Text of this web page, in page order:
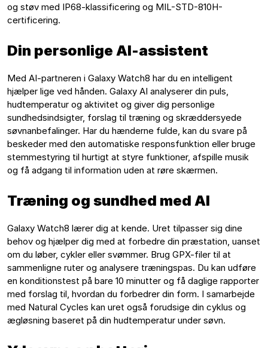
og støv med IP68-klassificering og MIL-STD-810H-
certificering.
Din personlige AI-assistent
Med AI-partneren i Galaxy Watch8 har du en intelligent
hjælper lige ved hånden. Galaxy AI analyserer din puls,
hudtemperatur og aktivitet og giver dig personlige
sundhedsindsigter, forslag til træning og skræddersyede
søvnanbefalinger. Har du hænderne fulde, kan du svare på
beskeder med den automatiske responsfunktion eller bruge
stemmestyring til hurtigt at styre funktioner, afspille musik
og få adgang til information uden at røre skærmen.
Træning og sundhed med AI
Galaxy Watch8 lærer dig at kende. Uret tilpasser sig dine
behov og hjælper dig med at forbedre din præstation, uanset
om du løber, cykler eller svømmer. Brug GPX-filer til at
sammenligne ruter og analysere træningspas. Du kan udføre
en konditionstest på bare 10 minutter og få daglige rapporter
med forslag til, hvordan du forbedrer din form. I samarbejde
med Natural Cycles kan uret også forudsige din cyklus og
ægløsning baseret på din hudtemperatur under søvn.